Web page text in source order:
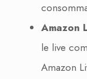
Amazon
le live
Amazon